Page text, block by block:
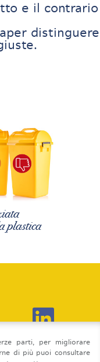
e il contrario
distinguere
plastica
parti, per migliorare
di più puoi consultare